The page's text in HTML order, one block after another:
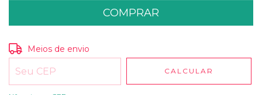
Entregas para o CEP:
Meios de envio
CALCULAR